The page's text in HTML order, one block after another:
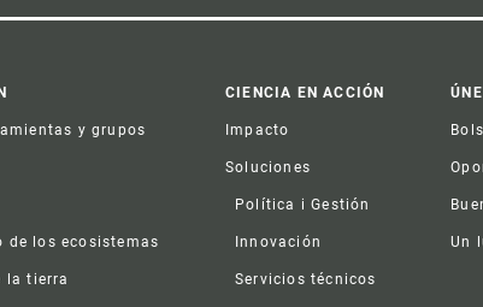
y grupos
de los ecosistemas
la tierra
CIENCIA EN ACCIÓN
Impacto
Soluciones
Política i Gestión
Innovación
Servicios técnicos
Un